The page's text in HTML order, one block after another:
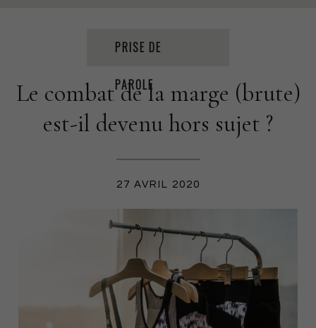
PRISE DE PAROLE ÉVÉNEMENTS
PROJETS FORMATION CSRD
PRODUCTION TEXTILE
Le combat de la marge (brute)
est-il devenu hors sujet ?
PRISE DE
PAROLE
27 AVRIL 2020